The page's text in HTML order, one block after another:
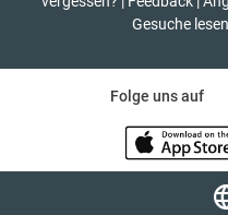
Gesuche lesen
Folge uns auf